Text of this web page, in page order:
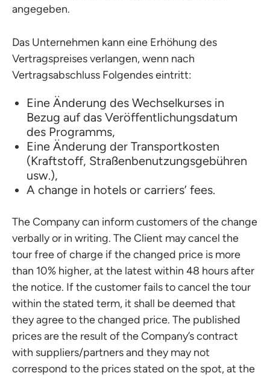
angegeben.
Das Unternehmen kann eine Erhöhung des
Vertragspreises verlangen, wenn nach
Vertragsabschluss Folgendes eintritt:
Eine Änderung des Wechselkurses in
Bezug auf das Veröffentlichungsdatum
des Programms,
Eine Änderung der Transportkosten
(Kraftstoff, Straßenbenutzungsgebühren
usw.),
A change in hotels or carriers’ fees.
The Company can inform customers of the change
verbally or in writing. The Client may cancel the
tour free of charge if the changed price is more
than 10% higher, at the latest within 48 hours after
the notice. If the customer fails to cancel the tour
within the stated term, it shall be deemed that
they agree to the changed price. The published
prices are the result of the Company’s contract
with suppliers/partners and they may not
correspond to the prices stated on the spot, at the